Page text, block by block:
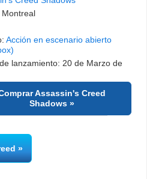
Montreal
Acción en escenario abierto
lanzamiento: 20 de Marzo de
Assassin's Creed
Shadows